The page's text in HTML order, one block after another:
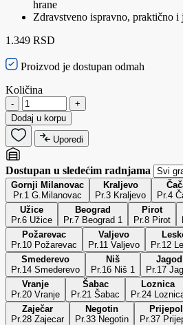
hrane
Zdravstveno ispravno, praktično i
1.349 RSD
Proizvod je dostupan odmah
Količina
-
+
Dodaj u korpu
Uporedi
Dostupan u sledećim radnjama
Gornji Milanovac
Pr.1 G.Milanovac
Kraljevo
Pr.3 Kraljevo
Pr.4
Užice
Pr.6 Užice
Beograd
Pr.7 Beograd 1
Pirot
Pr.8 Pirot
Požarevac
Pr.10 Požarevac
Valjevo
Pr.11 Valjevo
Pr.12
Smederevo
Pr.14 Smederevo
Niš
Pr.16 Niš 1
Pr.17
Vranje
Pr.20 Vranje
Šabac
Pr.21 Šabac
Loznica
Pr.24
Zaječar
Pr.28 Zajecar
Negotin
Pr.33 Negotin
Pr.37